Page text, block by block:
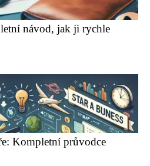
návod, jak ji rychle
Kompletní průvodce